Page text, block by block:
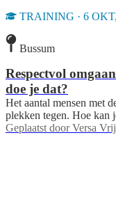
TRAINING · 6
Bussum
Respectvol
doe je dat?
Het aantal mensen met
plekken tegen. Hoe kan
Geplaatst door Versa